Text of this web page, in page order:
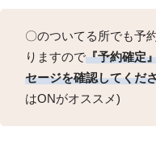
〇のついてる所でも予
りますので『予約確定
セージを確認してくだ
はONがオススメ)